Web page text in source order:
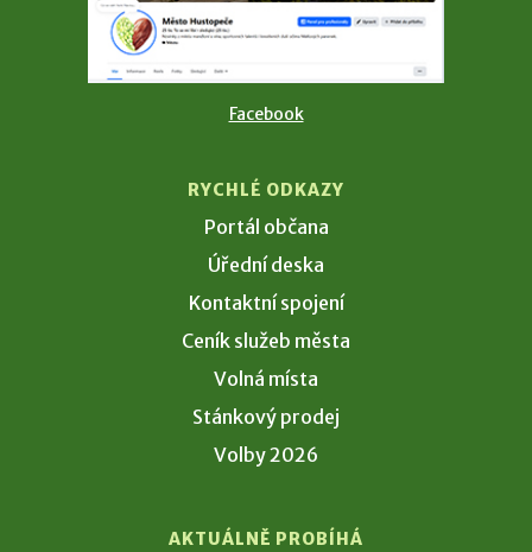
Facebook
RYCHLÉ ODKAZY
Portál občana
Úřední deska
Kontaktní spojení
Ceník služeb města
Volná místa
Stánkový prodej
Volby 2026
AKTUÁLNĚ PROBÍHÁ